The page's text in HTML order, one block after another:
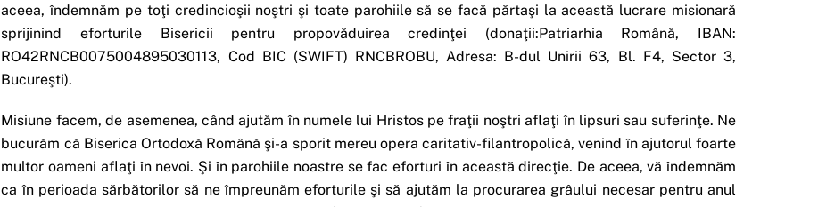
aceea, îndemnăm pe toţi credincioşii noştri şi toate parohiile să se facă părtaşi la această lucrare misionară
sprijinind eforturile Bisericii pentru propovăduirea credinţei (donaţii:Patriarhia Română, IBAN:
RO42RNCB0075004895030113, Cod BIC (SWIFT) RNCBROBU, Adresa: B-dul Unirii 63, Bl. F4, Sector 3,
Bucureşti).
Misiune facem, de asemenea, când ajutăm în numele lui Hristos pe fraţii noştri aflaţi în lipsuri sau suferinţe. Ne
bucurăm că Biserica Ortodoxă Română şi-a sporit mereu opera caritativ-filantropolică, venind în ajutorul foarte
multor oameni aflaţi în nevoi. Şi în parohiile noastre se fac eforturi în această direcţie. De aceea, vă îndemnăm
ca în perioada sărbătorilor să ne împreunăm eforturile şi să ajutăm la procurarea grâului necesar pentru anul